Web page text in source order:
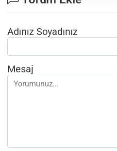
Adınız Soyadınız
Mesaj